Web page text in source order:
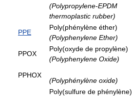
(Polypropylene-EPDM
thermoplastic rubber)
PPE
Poly(phénylène éther)
(Polyphenylene Ether)
PPOX
Poly(oxyde de propylène)
(Polyphenylene Oxide)
PPHOX
(Polyphénylène oxide)
Poly(sulfure de phénylène)